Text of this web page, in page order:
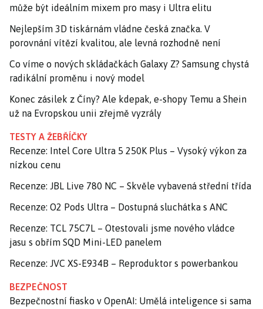
může být ideálním mixem pro masy i Ultra elitu
Nejlepším 3D tiskárnám vládne česká značka. V
porovnání vítězí kvalitou, ale levná rozhodně není
Co víme o nových skládačkách Galaxy Z? Samsung chystá
radikální proměnu i nový model
Konec zásilek z Číny? Ale kdepak, e-shopy Temu a Shein
už na Evropskou unii zřejmě vyzrály
TESTY A ŽEBŘÍČKY
Recenze: Intel Core Ultra 5 250K Plus – Vysoký výkon za
nízkou cenu
Recenze: JBL Live 780 NC – Skvěle vybavená střední třída
Recenze: O2 Pods Ultra – Dostupná sluchátka s ANC
Recenze: TCL 75C7L – Otestovali jsme nového vládce
jasu s obřím SQD Mini-LED panelem
Recenze: JVC XS-E934B – Reproduktor s powerbankou
BEZPEČNOST
Bezpečnostní fiasko v OpenAI: Umělá inteligence si sama